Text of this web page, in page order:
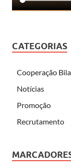
CATEGORIAS
Cooperação
Notícias
Promoção
Recrutamento